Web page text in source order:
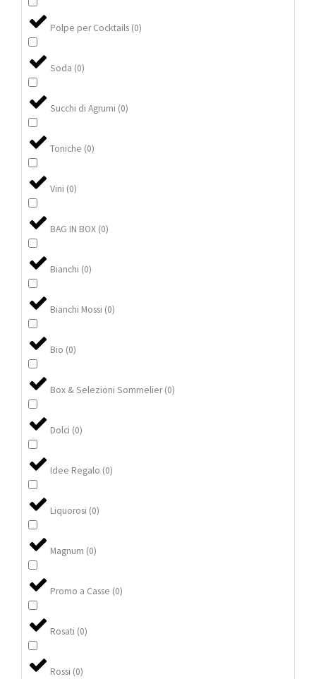
Polpe per Cocktails (0)
Soda (0)
Succhi di Agrumi (0)
Toniche (0)
Vini (0)
BAG IN BOX (0)
Bianchi (0)
Bianchi Mossi (0)
Bio (0)
Box & Selezioni Sommelier (0)
Dolci (0)
Idee Regalo (0)
Liquorosi (0)
Magnum (0)
Promo a Casse (0)
Rosati (0)
Rossi (0)